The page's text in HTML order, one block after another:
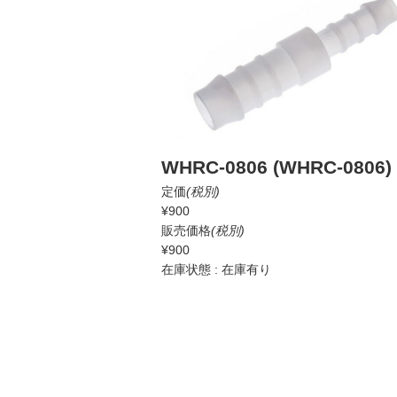
WHRC-0806 (WHRC-0806)
定価(税別)
¥900
販売価格(税別)
¥900
在庫状態 : 在庫有り